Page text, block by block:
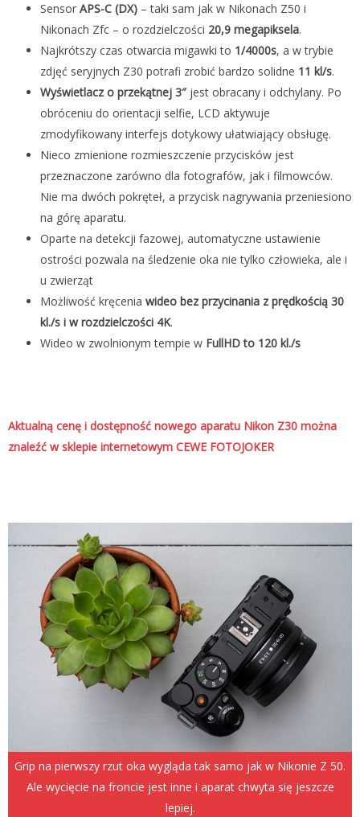
Sensor APS-C (DX) – taki sam jak w Nikonach Z50 i
Nikonach Zfc – o rozdzielczości 20,9 megapiksela.
Najkrótszy czas otwarcia migawki to 1/4000s, a w trybie
zdjęć seryjnych Z30 potrafi zrobić bardzo solidne 11 kl/s.
Wyświetlacz o przekątnej 3″jest obracany i odchylany. Po
obróceniu do orientacji selfie, LCD aktywuje
zmodyfikowany interfejs dotykowy ułatwiający obsługę.
Nieco zmienione rozmieszczenie przycisków jest
przeznaczone zarówno dla fotografów, jak i filmowców.
Nie ma dwóch pokręteł, a przycisk nagrywania przeniesiono
na górę aparatu.
Oparte na detekcji fazowej, automatyczne ustawienie
ostrości pozwala na śledzenie oka nie tylko człowieka, ale i
u zwierząt
Możliwość kręcenia wideo bez przycinania z prędkością 30
kl./s i w rozdzielczości 4K.
Wideo w zwolnionym tempie w FullHD to 120 kl./s
Aktualną cenę i dostępność nowego aparatu Nikon Z30 można
znaleźć w sklepie internetowym CEWE FOTOJOKER
Grip na pierwszy rzut oka wygląda tak samo jak w Nikonie Z 50.
Ale wycięcie na froncie jest inne i aparat chwyta się jeszcze
lepiej.